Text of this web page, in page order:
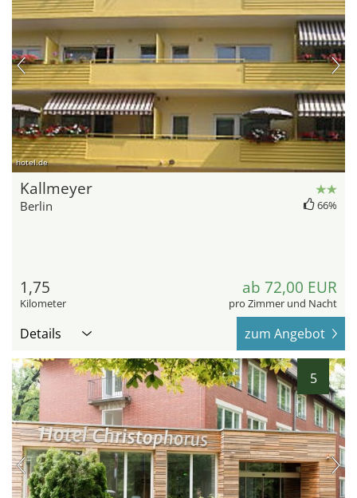
hotel.de
Kallmeyer
Berlin 66%
1,75
Kilometer
ab 72,00 EUR
pro Zimmer und Nacht
Details zum Angebot
5